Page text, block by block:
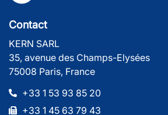
Contact
KERN SARL
35, avenue des Champs-Elysées
75008 Paris, France
+33 1 53 93 85 20
+33 1 45 63 79 43